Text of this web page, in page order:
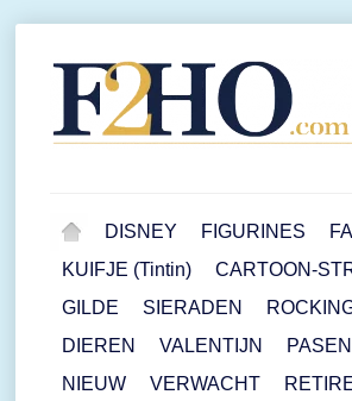
DISNEY FIGURINES
KUIFJE (Tintin)
CARTOON-
GILDE
SIERADEN
DIEREN
VALENTIJN PASEN
NIEUW
VERWACHT